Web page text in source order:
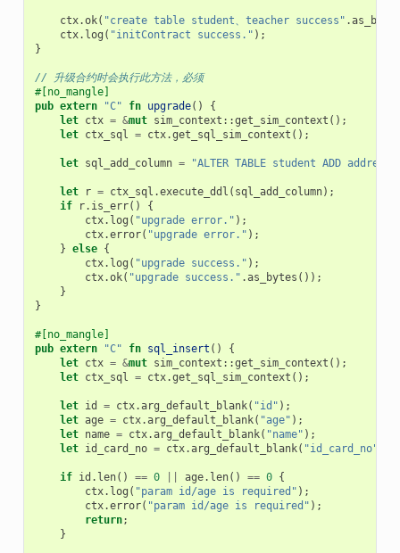
ctx.ok( "create table student、teacher success" .
ctx. log ( "initContract success." );
}
// 升级合约时会执行此方法，必须
#[no_mangle]
pub extern "C" fn upgrade()
{
let ctx = &mut sim_context ::get_sim_context ();
let ctx_sql = ctx.get_sql_sim_context ();
let sql_add_column = "ALTER TABLE student ADD
let r = ctx_sql .execute_ddl ( sql_add_column);
if
r. is_err()
{
ctx. log ( "upgrade error." );
ctx.error( "upgrade error." );
} else {
ctx. log ( "upgrade success." );
ctx.ok( "upgrade success." .as_bytes ());
}
}
#[no_mangle]
pub extern "C" fn sql_insert ()
{
let ctx = &mut sim_context ::get_sim_context ();
let ctx_sql = ctx.get_sql_sim_context ();
let id = ctx.arg_default_blank( "id" );
let age = ctx.arg_default_blank( "age" );
let name = ctx.arg_default_blank( "name" );
let id_card_no = ctx.arg_default_blank( "id_card_no"
if id . len() == 0 age. len() == 0 {
ctx. log ( "param id/age is required" );
ctx.error( "param id/age is required" );
return;
}